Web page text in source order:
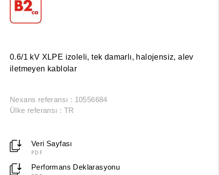
0.6/1 kV XLPE izoleli, tek damarlı, halojensiz, alev
iletmeyen kablolar
Nexans referansı : 10556684
Ülke referansı : TR
Veri Sayfası
PDF
Performans Deklarasyonu